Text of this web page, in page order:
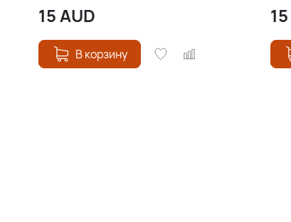
15AUD
В корзину
15